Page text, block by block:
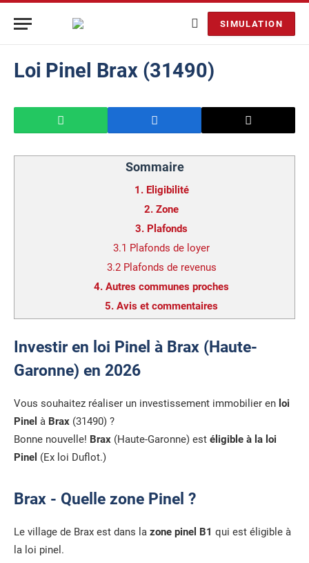
SIMULATION
Loi Pinel Brax (31490)
Sommaire
1. Eligibilité
2. Zone
3. Plafonds
3.1 Plafonds de loyer
3.2 Plafonds de revenus
4. Autres communes proches
5. Avis et commentaires
Investir en loi Pinel à Brax (Haute-
Garonne) en 2026
Vous souhaitez réaliser un investissement immobilier en loi
Pinel à Brax (31490) ?
Bonne nouvelle! Brax (Haute-Garonne) est éligible à la loi
Pinel (Ex loi Duflot.)
Brax - Quelle zone Pinel ?
Le village de Brax est dans la zone pinel B1 qui est éligible à
la loi pinel.